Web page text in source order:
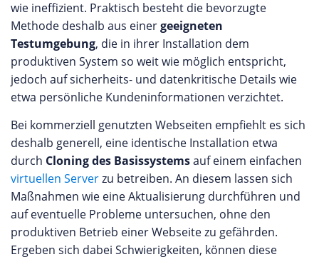
wie ineffizient. Praktisch besteht die bevorzugte
Methode deshalb aus einergeeigneten
Testumgebung, die in ihrer Installation dem
produktiven System so weit wie möglich entspricht,
jedoch auf sicherheits- und datenkritische Details wie
etwa persönliche Kundeninformationen verzichtet.
Bei kommerziell genutzten Webseiten empfiehlt es sich
deshalb generell, eine identische Installation etwa
durch Cloning des Basissystemsauf einem einfachen
virtuellen Serverzu betreiben. An diesem lassen sich
Maßnahmen wie eine Aktualisierung durchführen und
auf eventuelle Probleme untersuchen, ohne den
produktiven Betrieb einer Webseite zu gefährden.
Ergeben sich dabei Schwierigkeiten, können diese